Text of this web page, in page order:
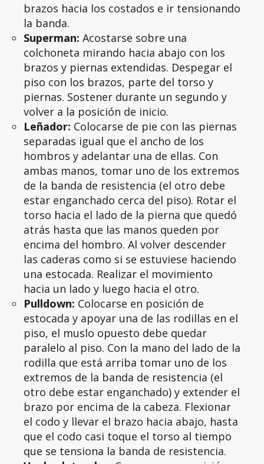
brazos hacia los costados e ir tensionando
la banda.
Superman: Acostarse sobre una
colchoneta mirando hacia abajo con los
brazos y piernas extendidas. Despegar el
piso con los brazos, parte del torso y
piernas. Sostener durante un segundo y
volver a la posición de inicio.
Leñador: Colocarse de pie con las piernas
separadas igual que el ancho de los
hombros y adelantar una de ellas. Con
ambas manos, tomar uno de los extremos
de la banda de resistencia (el otro debe
estar enganchado cerca del piso). Rotar el
torso hacia el lado de la pierna que quedó
atrás hasta que las manos queden por
encima del hombro. Al volver descender
las caderas como si se estuviese haciendo
una estocada. Realizar el movimiento
hacia un lado y luego hacia el otro.
Pulldown: Colocarse en posición de
estocada y apoyar una de las rodillas en el
piso, el muslo opuesto debe quedar
paralelo al piso. Con la mano del lado de la
rodilla que está arriba tomar uno de los
extremos de la banda de resistencia (el
otro debe estar enganchado) y extender el
brazo por encima de la cabeza. Flexionar
el codo y llevar el brazo hacia abajo, hasta
que el codo casi toque el torso al tiempo
que se tensiona la banda de resistencia.